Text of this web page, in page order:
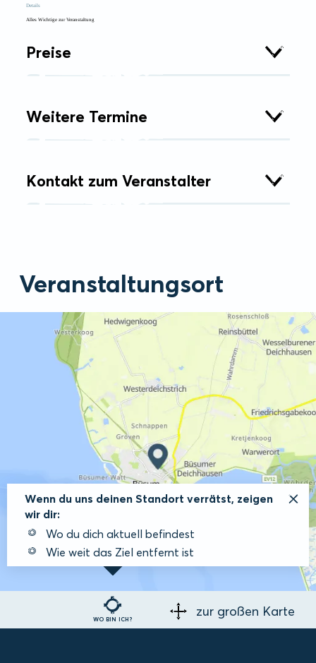
Details
Alles Wichtige zur Veranstaltung
Preise
Weitere Termine
Kontakt zum Veranstalter
Veranstaltungsort
WO BIN ICH?
Wenn du uns deinen Standort verrätst, zeigen
wir dir:
Wo du dich aktuell befindest
Wie weit das Ziel entfernt ist
zur großen Karte